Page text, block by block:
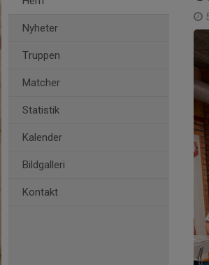
Nyheter
Truppen
Matcher
Statistik
Kalender
Bildgalleri
Kontakt